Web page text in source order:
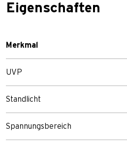
Eigenschaften
Merkmal
UVP
Standlicht
Spannungsbereich